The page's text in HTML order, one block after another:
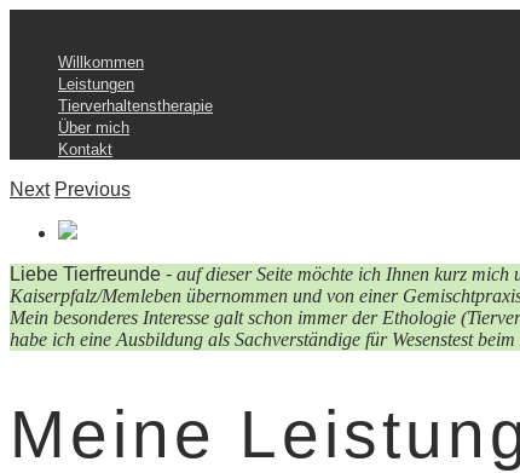
Willkommen
Leistungen
Tierverhaltenstherapie
Über mich
Kontakt
Next Previous
Liebe Tierfreunde - auf dieser Seite möchte ich Ihnen kurz
Kaiserpfalz/Memleben übernommen und von einer
Mein besonderes Interesse galt schon immer der Ethologie
habe ich eine Ausbildung als Sachverständige für Wesenstest
Meine